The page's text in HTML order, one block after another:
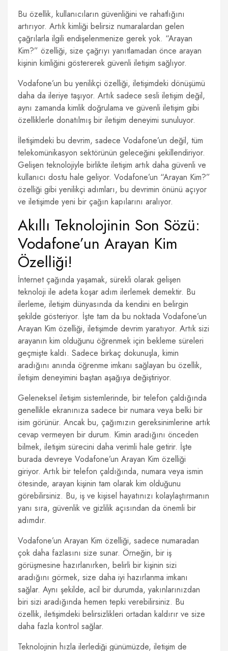
Bu özellik, kullanıcıların güvenliğini ve rahatlığını
artırıyor. Artık kimliği belirsiz numaralardan gelen
çağrılarla ilgili endişelenmenize gerek yok. “Arayan
Kim?” özelliği, size çağrıyı yanıtlamadan önce arayan
kişinin kimliğini göstererek güvenli iletişim sağlıyor.
Vodafone’un bu yenilikçi özelliği, iletişimdeki dönüşümü
daha da ileriye taşıyor. Artık sadece sesli iletişim değil,
aynı zamanda kimlik doğrulama ve güvenli iletişim gibi
özelliklerle donatılmış bir iletişim deneyimi sunuluyor.
İletişimdeki bu devrim, sadece Vodafone’un değil, tüm
telekomünikasyon sektörünün geleceğini şekillendiriyor.
Gelişen teknolojiyle birlikte iletişim artık daha güvenli ve
kullanıcı dostu hale geliyor. Vodafone’un “Arayan Kim?”
özelliği gibi yenilikçi adımları, bu devrimin önünü açıyor
ve iletişimde yeni bir çağın kapılarını aralıyor.
Akıllı Teknolojinin Son Sözü:
Vodafone’un Arayan Kim
Özelliği!
İnternet çağında yaşamak, sürekli olarak gelişen
teknoloji ile adeta koşar adım ilerlemek demektir. Bu
ilerleme, iletişim dünyasında da kendini en belirgin
şekilde gösteriyor. İşte tam da bu noktada Vodafone’un
Arayan Kim özelliği, iletişimde devrim yaratıyor. Artık sizi
arayanın kim olduğunu öğrenmek için bekleme süreleri
geçmişte kaldı. Sadece birkaç dokunuşla, kimin
aradığını anında öğrenme imkanı sağlayan bu özellik,
iletişim deneyimini baştan aşağıya değiştiriyor.
Geleneksel iletişim sistemlerinde, bir telefon çaldığında
genellikle ekranınıza sadece bir numara veya belki bir
isim görünür. Ancak bu, çağımızın gereksinimlerine artık
cevap vermeyen bir durum. Kimin aradığını önceden
bilmek, iletişim sürecini daha verimli hale getirir. İşte
burada devreye Vodafone’un Arayan Kim özelliği
giriyor. Artık bir telefon çaldığında, numara veya ismin
ötesinde, arayan kişinin tam olarak kim olduğunu
görebilirsiniz. Bu, iş ve kişisel hayatınızı kolaylaştırmanın
yanı sıra, güvenlik ve gizlilik açısından da önemli bir
adımdır.
Vodafone’un Arayan Kim özelliği, sadece numaradan
çok daha fazlasını size sunar. Örneğin, bir iş
görüşmesine hazırlanırken, belirli bir kişinin sizi
aradığını görmek, size daha iyi hazırlanma imkanı
sağlar. Aynı şekilde, acil bir durumda, yakınlarınızdan
biri sizi aradığında hemen tepki verebilirsiniz. Bu
özellik, iletişimdeki belirsizlikleri ortadan kaldırır ve size
daha fazla kontrol sağlar.
Teknolojinin hızla ilerlediği günümüzde, iletişim de